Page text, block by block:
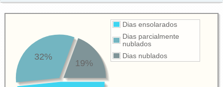
Dias ensolarados
Dias parcialmente
nublados
Dias nublados
32%
19%